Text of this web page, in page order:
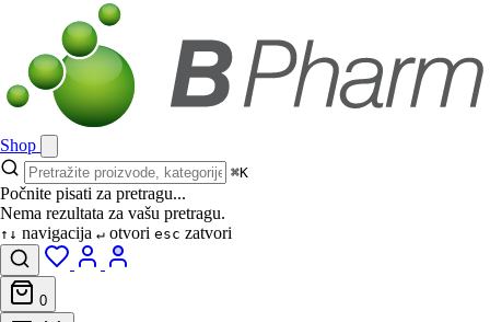
Shop
⌘K
Počnite pisati za pretragu...
Nema rezultata za vašu pretragu.
↑↓ navigacija ↵ otvori esc zatvori
0